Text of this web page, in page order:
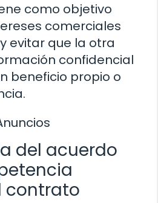
como objetivo
comerciales
evitar que la otra
confidencial
beneficio propio o
del acuerdo
contrato